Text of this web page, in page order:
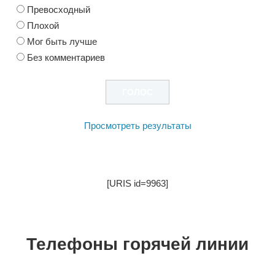
Превосходный
Плохой
Мог быть лучше
Без комментариев
Просмотреть результаты
[URIS id=9963]
Телефоны горячей линии